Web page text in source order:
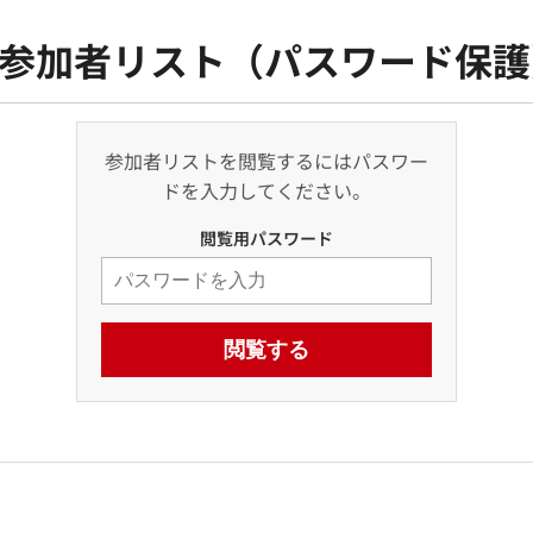
参加者リスト（パスワード保
参加者リストを閲覧するにはパスワー
ドを入力してください。
閲覧用パスワード
閲覧する